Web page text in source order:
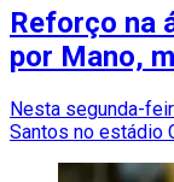
Reforço na
por Mano,
Nesta segunda-
Santos no estádio